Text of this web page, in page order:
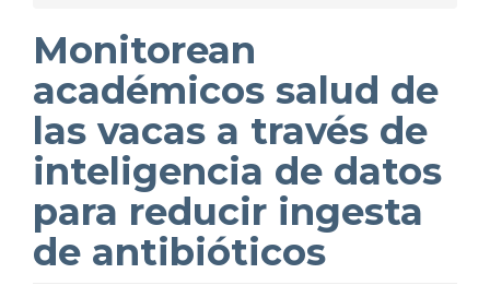
Monitorean
académicos salud de
las vacas a través de
inteligencia de datos
para reducir ingesta
de antibióticos